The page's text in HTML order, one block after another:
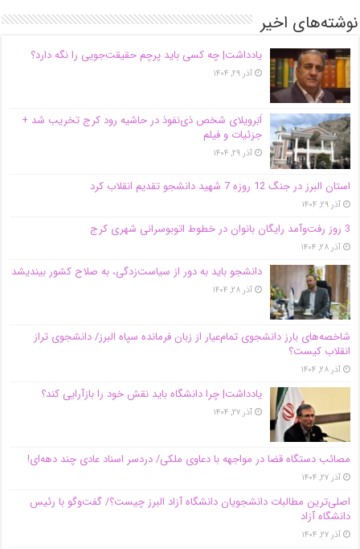
نوشته‌های اخیر
یادداشت| ‌چه کسی باید پرچم حقیقت‌جویی را نگه دارد؟
آذر ۲۹, ۱۴۰۴
اَبَر‌ویلای شخص ذی‌نفوذ در حاشیه‌ رود کرج تخریب شد +
جزئیات و فیلم
آذر ۲۹, ۱۴۰۴
استان البرز در جنگ 12 روزه 7 شهید دانشجو تقدیم انقلاب کرد
آذر ۲۹, ۱۴۰۴
3 روز رفت‌وآمد رایگان بانوان در خطوط اتوبوسرانی شهری کرج
آذر ۲۸, ۱۴۰۴
دانشجو باید به دور از سیاست‌زدگی، به صلاح کشور بیندیشد
آذر ۲۸, ۱۴۰۴
شاخصه‌های بارز دانشجوی تمام‌عیار از زبان فرمانده سپاه البرز/ دانشجوی تراز
انقلاب کیست؟
آذر ۲۸, ۱۴۰۴
یادداشت| چرا دانشگاه باید نقش خود را بازآرایی کند؟
آذر ۲۷, ۱۴۰۴
مصائب دستگاه قضا در مواجهه با دعاوی ملکی/ دردسر اسناد عادی چند‌ دهه‌ای!
آذر ۲۷, ۱۴۰۴
اصلی‌ترین مطالبات دانشجویان دانشگاه آزاد البرز چیست؟/ گفت‌وگو با رئیس
دانشگاه آز‌اد
آذر ۲۷, ۱۴۰۴